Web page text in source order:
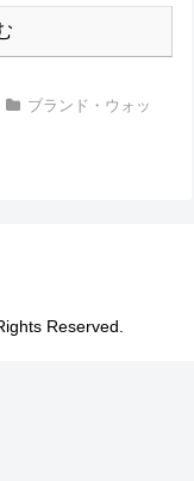
ブランド・ウォッ
Reserved.